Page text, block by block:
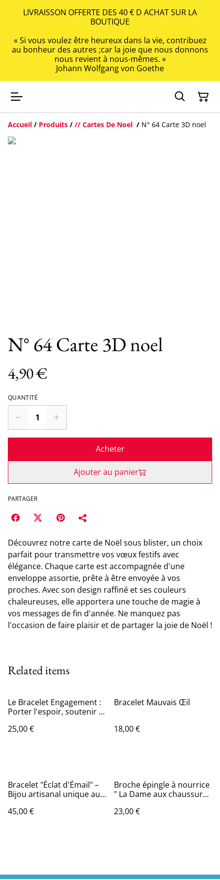
LIVRAISSON OFFERTE DES 40 € D ACHAT SUR LA
BOUTIQUE
« Si vous voulez être heureux dans la vie, contribuez
au bonheur des autres ;car la joie que nous donnons
nous revient à nous-mêmes. »
Johann Wolfgang von Goethe
Accueil / Produits / // Cartes De Noel / N° 64 Carte 3D noel
N° 64 Carte 3D noel
4,90 €
QUANTITÉ
Acheter
Ajouter au panier
PARTAGER
Découvrez notre carte de Noël sous blister, un choix
parfait pour transmettre vos vœux festifs avec
élégance. Chaque carte est accompagnée d'une
enveloppe assortie, prête à être envoyée à vos
proches. Avec son design raffiné et ses couleurs
chaleureuses, elle apportera une touche de magie à
vos messages de fin d'année. Ne manquez pas
l'occasion de faire plaisir et de partager la joie de Noël !
Related items
Le Bracelet Engagement :
Porter l'espoir, soutenir la
25,00 €
Bracelet Mauvais Œil
18,00 €
Bracelet "Éclat d'Émail" –
Bijou artisanal unique aux
45,00 €
Broche épingle à nourrice
" La Dame aux chaussures
23,00 €